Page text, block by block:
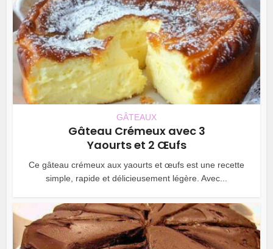
GÂTEAUX
Gâteau Crémeux avec 3
Yaourts et 2 Œufs
Ce gâteau crémeux aux yaourts et œufs est une recette
simple, rapide et délicieusement légère. Avec...